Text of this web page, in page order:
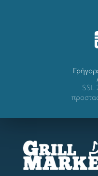
SSL